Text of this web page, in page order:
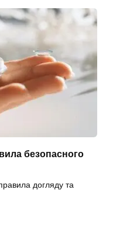
безопасного
догляду та